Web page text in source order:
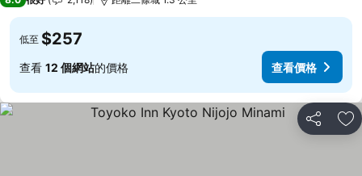
低至 $257
查看 12 個網站的價格 查看價格
分享 放